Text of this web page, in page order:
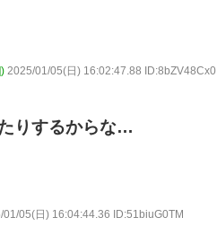
2025/01/05(日) 16:02:47.88 ID:8bZV48Cx0
りするからな…
01/05(日) 16:04:44.36 ID:51biuG0TM